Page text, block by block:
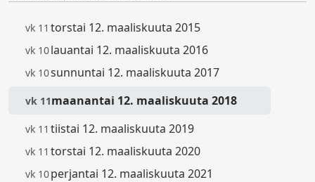
vk 11 torstai 12. maaliskuuta 2015
vk 10lauantai 12. maaliskuuta 2016
vk 10sunnuntai 12. maaliskuuta 2017
vk 11maanantai 12. maaliskuuta 2018
vk 11 tiistai 12. maaliskuuta 2019
vk 11 torstai 12. maaliskuuta 2020
vk 10perjantai 12. maaliskuuta 2021